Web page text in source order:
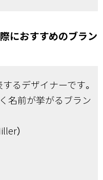
におすすめのブラン
るデザイナーです。
名前が挙がるブラン
）